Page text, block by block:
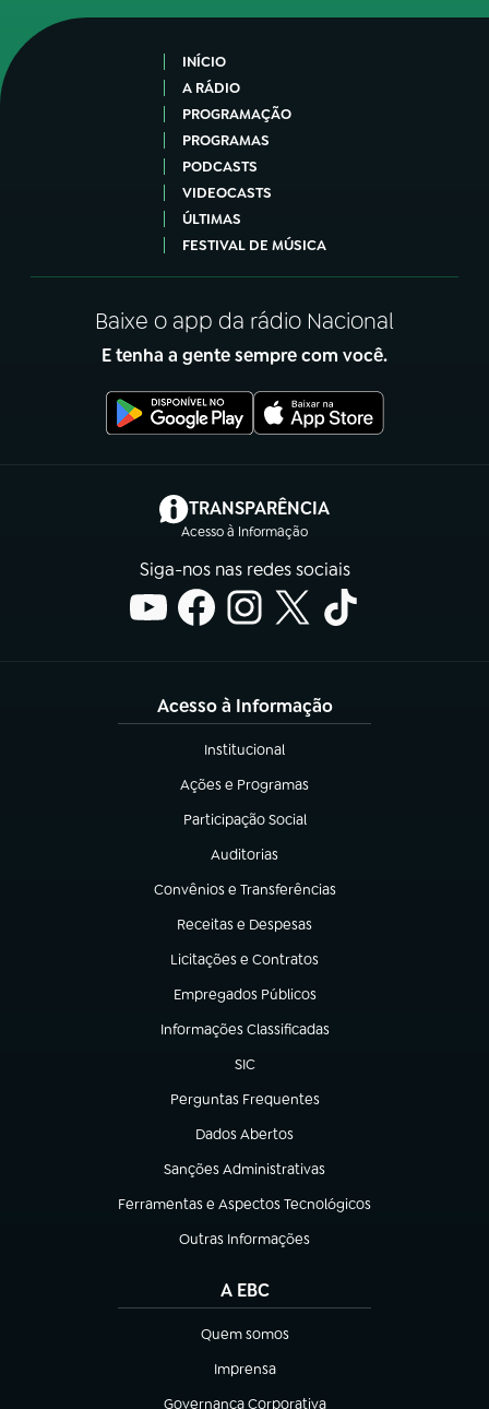
INÍCIO
A RÁDIO
PROGRAMAÇÃO
PROGRAMAS
PODCASTS
VIDEOCASTS
ÚLTIMAS
FESTIVAL DE MÚSICA
Baixe o app da rádio Nacional
E tenha a gente sempre com você.
TRANSPARÊNCIA
Acesso à Informação
(abre em nova aba)
Siga-nos nas redes sociais
Acesso à Informação
Institucional
(abre em nova aba)
Ações e Programas
(abre em nova aba)
Participação Social
(abre em nova aba)
Auditorias
(abre em nova aba)
Convênios e Transferências
(abre em nova aba)
Receitas e Despesas
(abre em nova aba)
Licitações e Contratos
(abre em nova aba)
Empregados Públicos
(abre em nova aba)
Informações Classificadas
(abre em nova aba)
SIC
(abre em nova aba)
Perguntas Frequentes
(abre em nova aba)
Dados Abertos
(abre em nova aba)
Sanções Administrativas
(abre em nova aba)
Ferramentas e Aspectos Tecnológicos
(abre em nova aba)
Outras Informações
(abre em nova aba)
A EBC
Quem somos
(abre em nova aba)
Imprensa
(abre em nova aba)
Governança Corporativa